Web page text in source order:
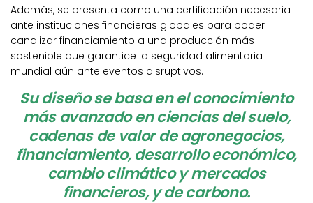
Además, se presenta como una certificación necesaria
ante instituciones financieras globales para poder
canalizar financiamiento a una producción más
sostenible que garantice la seguridad alimentaria
mundial aún ante eventos disruptivos.
Su diseño se basa en el conocimiento
más avanzado en ciencias del suelo,
cadenas de valor de agronegocios,
financiamiento, desarrollo económico,
cambio climático y mercados
financieros, y de carbono.